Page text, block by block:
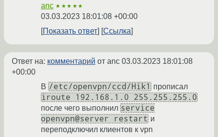
anc ★★★★★
03.03.2023 18:01:08 +00:00
Показать ответ
Ссылка
Ответ на: комментарий от anc 03.03.2023 18:01:08
+00:00
В /etc/openvpn/ccd/Hik1 прописал
iroute 192.168.1.0 255.255.255.0
после чего выполнил service
openvpn@server restart и
переподключил клиентов к vpn